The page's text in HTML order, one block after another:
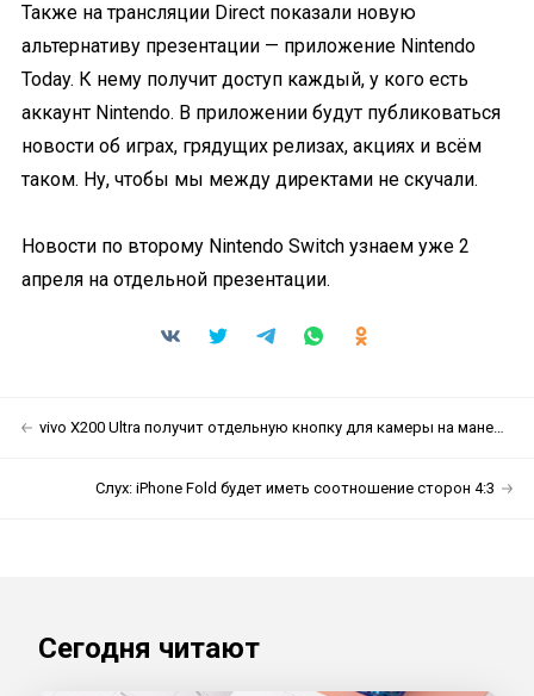
Также на трансляции Direct показали новую
альтернативу презентации — приложение Nintendo
Today. К нему получит доступ каждый, у кого есть
аккаунт Nintendo. В приложении будут публиковаться
новости об играх, грядущих релизах, акциях и всём
таком. Ну, чтобы мы между директами не скучали.
Новости по второму Nintendo Switch узнаем уже 2
апреля на отдельной презентации.
vivo X200 Ultra получит отдельную кнопку для камеры на манер iPhone
Слух: iPhone Fold будет иметь соотношение сторон 4:3
Сегодня читают